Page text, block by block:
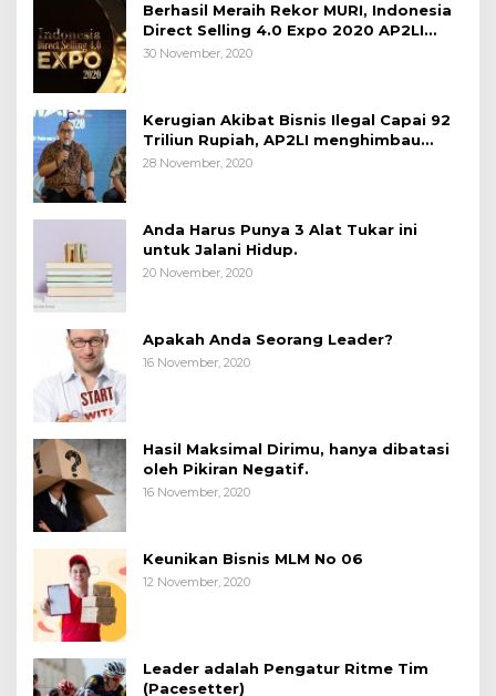
Berhasil Meraih Rekor MURI, Indonesia
Direct Selling 4.0 Expo 2020 AP2LI
berakhir sangat memuaskan
30 November, 2020
Kerugian Akibat Bisnis Ilegal Capai 92
Triliun Rupiah, AP2LI menghimbau
masyarakat Waspada.
28 November, 2020
Anda Harus Punya 3 Alat Tukar ini
untuk Jalani Hidup.
20 November, 2020
Apakah Anda Seorang Leader?
16 November, 2020
Hasil Maksimal Dirimu, hanya dibatasi
oleh Pikiran Negatif.
16 November, 2020
Keunikan Bisnis MLM No 06
12 November, 2020
Leader adalah Pengatur Ritme Tim
(Pacesetter)